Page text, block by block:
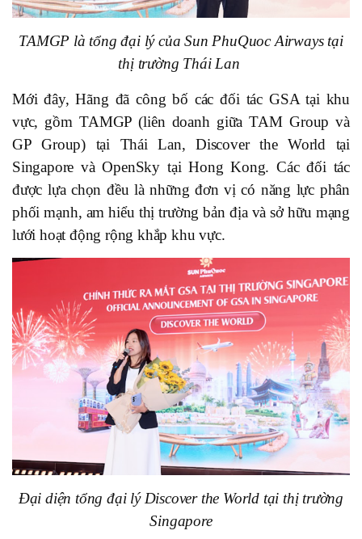
TAMGP là tổng đại lý của Sun PhuQuoc Airways tại
thị trường Thái Lan
Mới đây, Hãng đã công bố các đối tác GSA tại khu
vực, gồm TAMGP (liên doanh giữa TAM Group và
GP Group) tại Thái Lan, Discover the World tại
Singapore và OpenSky tại Hong Kong. Các đối tác
được lựa chọn đều là những đơn vị có năng lực phân
phối mạnh, am hiểu thị trường bản địa và sở hữu mạng
lưới hoạt động rộng khắp khu vực.
Đại diện tổng đại lý Discover the World tại thị trường
Singapore